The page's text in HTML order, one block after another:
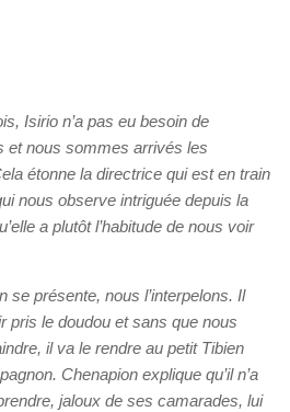
Isirio n’a pas eu besoin de
et nous sommes arrivés les
étonne la directrice qui est en train
nous observe intriguée depuis la
a plutôt l’habitude de nous voir
se présente, nous l’interpelons. Il
pris le doudou et sans que nous
il va le rendre au petit Tibien
Chenapion explique qu’il n’a
jaloux de ses camarades, lui